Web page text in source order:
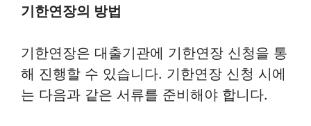
기한연장의 방법
기한연장은 대출기관에 기한연장 신청을 통
해 진행할 수 있습니다. 기한연장 신청 시에
는 다음과 같은 서류를 준비해야 합니다.